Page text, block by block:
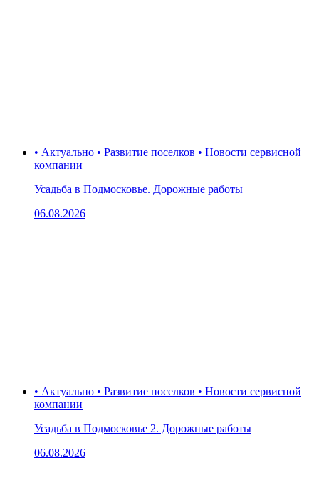
• Актуально • Развитие поселков • Новости сервисной
компании
Усадьба в Подмосковье. Дорожные работы
06.08.2026
• Актуально • Развитие поселков • Новости сервисной
компании
Усадьба в Подмосковье 2. Дорожные работы
06.08.2026